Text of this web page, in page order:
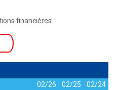
financières
02/26 02/25 02/24